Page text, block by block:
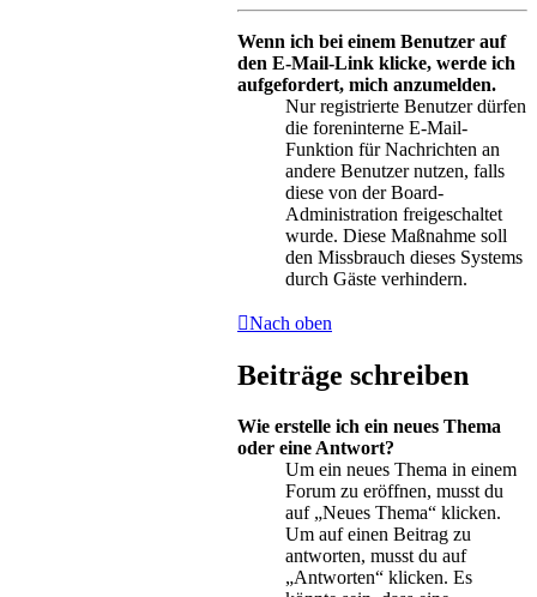
Wenn ich bei einem Benutzer auf
den E-Mail-Link klicke, werde ich
aufgefordert, mich anzumelden.
Nur registrierte Benutzer dürfen
die foreninterne E-Mail-
Funktion für Nachrichten an
andere Benutzer nutzen, falls
diese von der Board-
Administration freigeschaltet
wurde. Diese Maßnahme soll
den Missbrauch dieses Systems
durch Gäste verhindern.
Nach oben
Beiträge schreiben
Wie erstelle ich ein neues Thema
oder eine Antwort?
Um ein neues Thema in einem
Forum zu eröffnen, musst du
auf „Neues Thema“ klicken.
Um auf einen Beitrag zu
antworten, musst du auf
„Antworten“ klicken. Es